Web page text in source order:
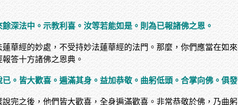
深法中。示教利喜。汝等若能如是。則為已報諸佛之恩。
華經的妙處，不受持妙法蓮華經的法門。那麼，你們應當在如
答十方諸佛之恩典。
。皆大歡喜。遍滿其身。益加恭敬。曲躬低頭。合掌向佛。俱
完之後，他們皆大歡喜，全身遍滿歡喜。非常恭敬於佛，乃曲